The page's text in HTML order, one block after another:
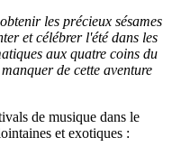
les précieux sésames
et célébrer l'été dans les
aux quatre coins du
de cette aventure
de musique dans le
et exotiques :